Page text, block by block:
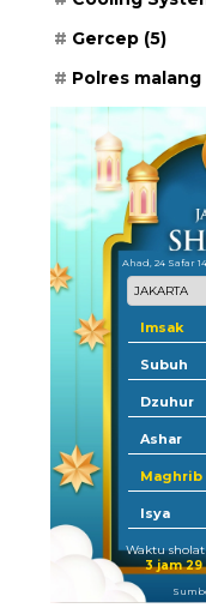
Gercep (5)
Polres malang
Ahad, 24 Safar
Imsak
Subuh
Dzuhur
Ashar
Maghrib
Isya
Waktu
3 jam 29